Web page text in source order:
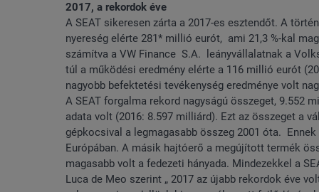
2017, a rekordok éve
A SEAT sikeresen zárta a 2017-es esztendőt. A
nyereség elérte 281* millió eurót, ami 21,3 %-kal
számítva a VW Finance S.A. leányvállalatnak a
túl a működési eredmény elérte a 116 millió eurót
nagyobb befektetési tevékenység eredménye volt
A SEAT forgalma rekord nagyságú összeget, 9.552
adata volt (2016: 8.597 milliárd). Ezt az összeget a
gépkocsival a legmagasabb összeg 2001 óta.
Európában. A másik hajtóerő a megújított termék
magasabb volt a fedezeti hányada. Mindezekkel a
Luca de Meo szerint „ 2017 az újabb rekordok éve